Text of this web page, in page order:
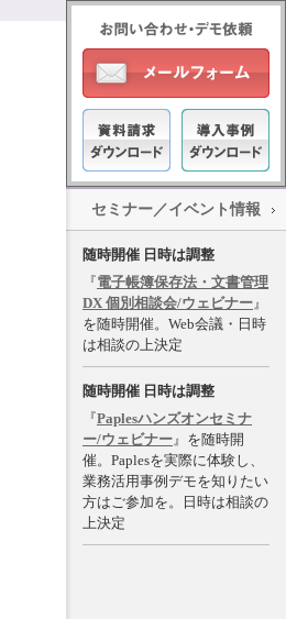
セミナー／イベント情報
随時開催 日時は調整
『電子帳簿保存法・文書管理
DX 個別相談会/ウェビナー』
を随時開催。Web会議・日時
は相談の上決定
随時開催 日時は調整
『Paplesハンズオンセミナ
ー/ウェビナー』を随時開
催。Paplesを実際に体験し、
業務活用事例デモを知りたい
方はご参加を。日時は相談の
上決定